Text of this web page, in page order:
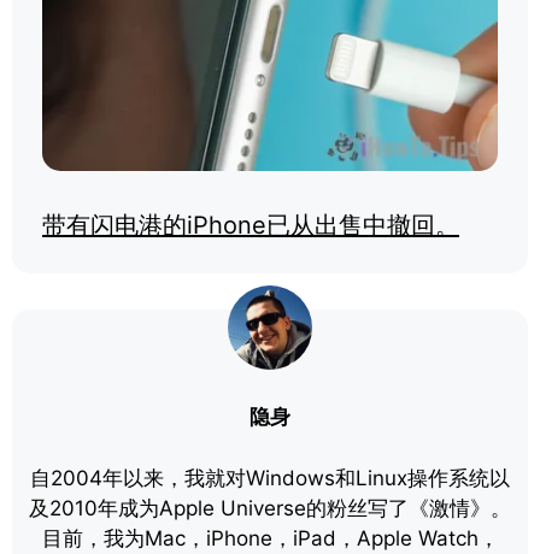
带有闪电港的iPhone已从出售中撤回。
隐身
自2004年以来，我就对Windows和Linux操作系统以
及2010年成为Apple Universe的粉丝写了《激情》。
目前，我为Mac，iPhone，iPad，Apple Watch，